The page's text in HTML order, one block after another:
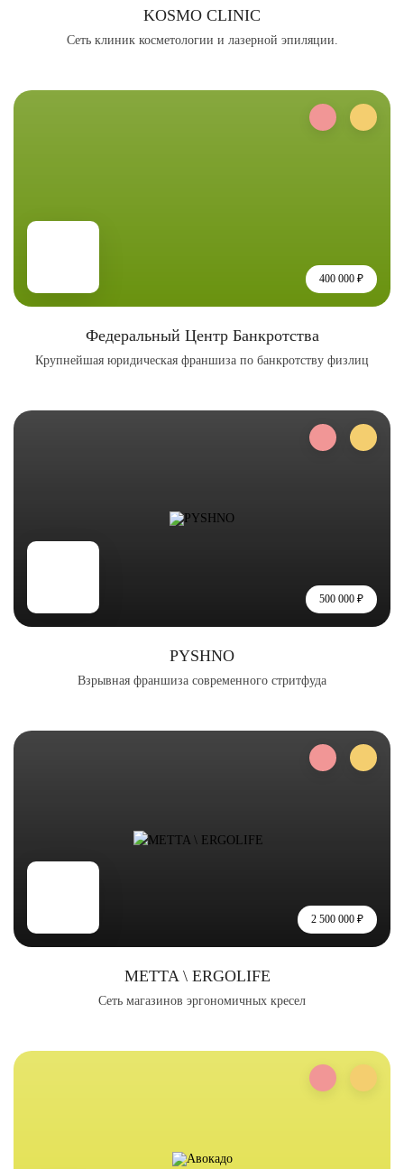
KOSMO CLINIC
Сеть клиник косметологии и лазерной эпиляции.
400 000 ₽
Федеральный Центр Банкротства
Крупнейшая юридическая франшиза по банкротству физлиц
500 000 ₽
PYSHNO
Взрывная франшиза современного стритфуда
2 500 000 ₽
METTA \ ERGOLIFE
Сеть магазинов эргономичных кресел